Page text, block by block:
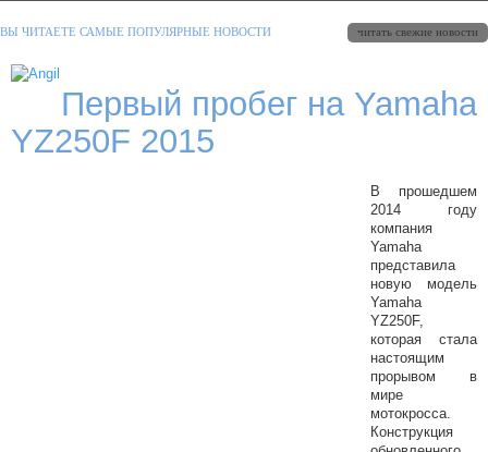
ВЫ ЧИТАЕТЕ САМЫЕ ПОПУЛЯРНЫЕ НОВОСТИ читать свежие новости
Первый пробег на Yamaha
YZ250F 2015
В прошедшем
2014 году
компания
Yamaha
представила
новую модель
Yamaha
YZ250F,
которая стала
настоящим
прорывом в
мире
мотокросса.
Конструкция